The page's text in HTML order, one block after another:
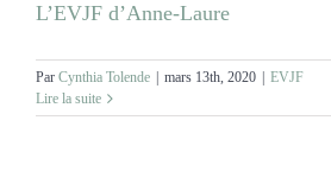
L’EVJF d’Anne-Laure
Par Cynthia Tolende mars 13th, 2020
EVJF
Lire la suite